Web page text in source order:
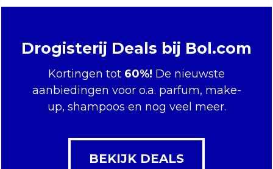
Drogisterij Deals bij Bol.com
Kortingen tot 60%! De nieuwste
aanbiedingen voor o.a. parfum, make-
up, shampoos en nog veel meer.
BEKIJK DEALS